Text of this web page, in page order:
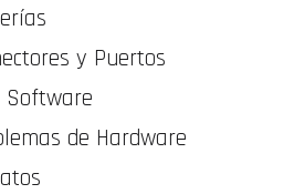
y Puertos
de Hardware